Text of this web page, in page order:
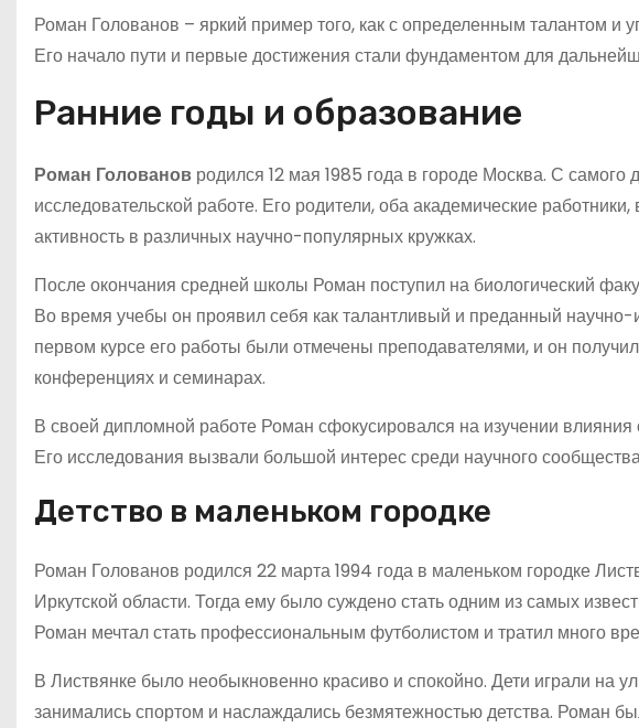
Роман Голованов – яркий пример того, как с определенным талантом и
Его начало пути и первые достижения стали фундаментом для
Ранние годы и образование
Роман Голованов родился 12 мая 1985 года в городе Москва. С самого
исследовательской работе. Его родители, оба академические
активность в различных научно-популярных кружках.
После окончания средней школы Роман поступил на биологический
Во время учебы он проявил себя как талантливый и преданный научно-
первом курсе его работы были отмечены преподавателями, и он
конференциях и семинарах.
В своей дипломной работе Роман сфокусировался на изучении
Его исследования вызвали большой интерес среди научного
Детство в маленьком городке
Роман Голованов родился 22 марта 1994 года в маленьком городке
Иркутской области. Тогда ему было суждено стать одним из самых
Роман мечтал стать профессиональным футболистом и тратил много
В Листвянке было необыкновенно красиво и спокойно. Дети играли на
занимались спортом и наслаждались безмятежностью детства. Роман